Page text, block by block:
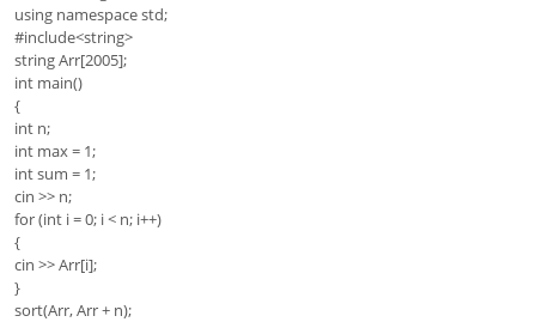
using namespace std;
#include<string>
string Arr[2005];
int main()
{
int n;
int max = 1;
int sum = 1;
cin >> n;
for (int i = 0; i < n; i++)
{
cin >> Arr[i];
}
sort(Arr, Arr + n);